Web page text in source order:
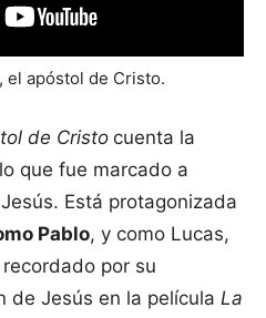
el apóstol de Cristo.
de Cristo cuenta la
que fue marcado a
Está protagonizada
Pablo, y como Lucas,
por su
de Jesús en la película La